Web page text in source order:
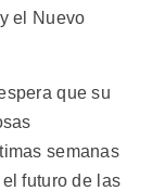
el Nuevo
que su
semanas
futuro de las